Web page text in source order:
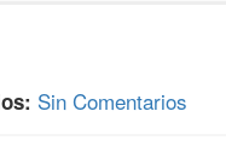
Sin Comentarios